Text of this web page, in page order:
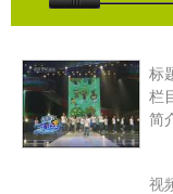
标
栏
简
视